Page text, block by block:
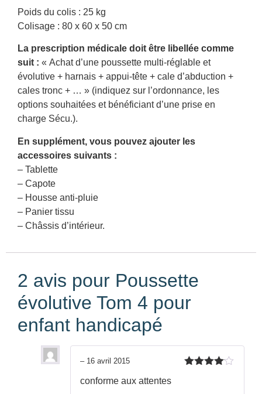
Poids du colis : 25 kg
Colisage : 80 x 60 x 50 cm
La prescription médicale doit être libellée comme
suit : « Achat d’une poussette multi-réglable et
évolutive + harnais + appui-tête + cale d’abduction +
cales tronc + … » (indiquez sur l’ordonnance, les
options souhaitées et bénéficiant d’une prise en
charge Sécu.).
En supplément, vous pouvez ajouter les
accessoires suivants :
– Tablette
– Capote
– Housse anti-pluie
– Panier tissu
– Châssis d’intérieur.
2 avis pour Poussette
évolutive Tom 4 pour
enfant handicapé
– 16 avril 2015
conforme aux attentes